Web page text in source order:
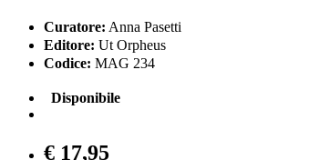
Curatore: Anna Pasetti
Editore: Ut Orpheus
Codice: MAG 234
Disponibile
€ 17,95